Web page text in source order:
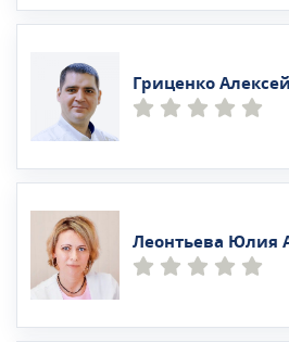
Гриценко
Леонтьева Юлия